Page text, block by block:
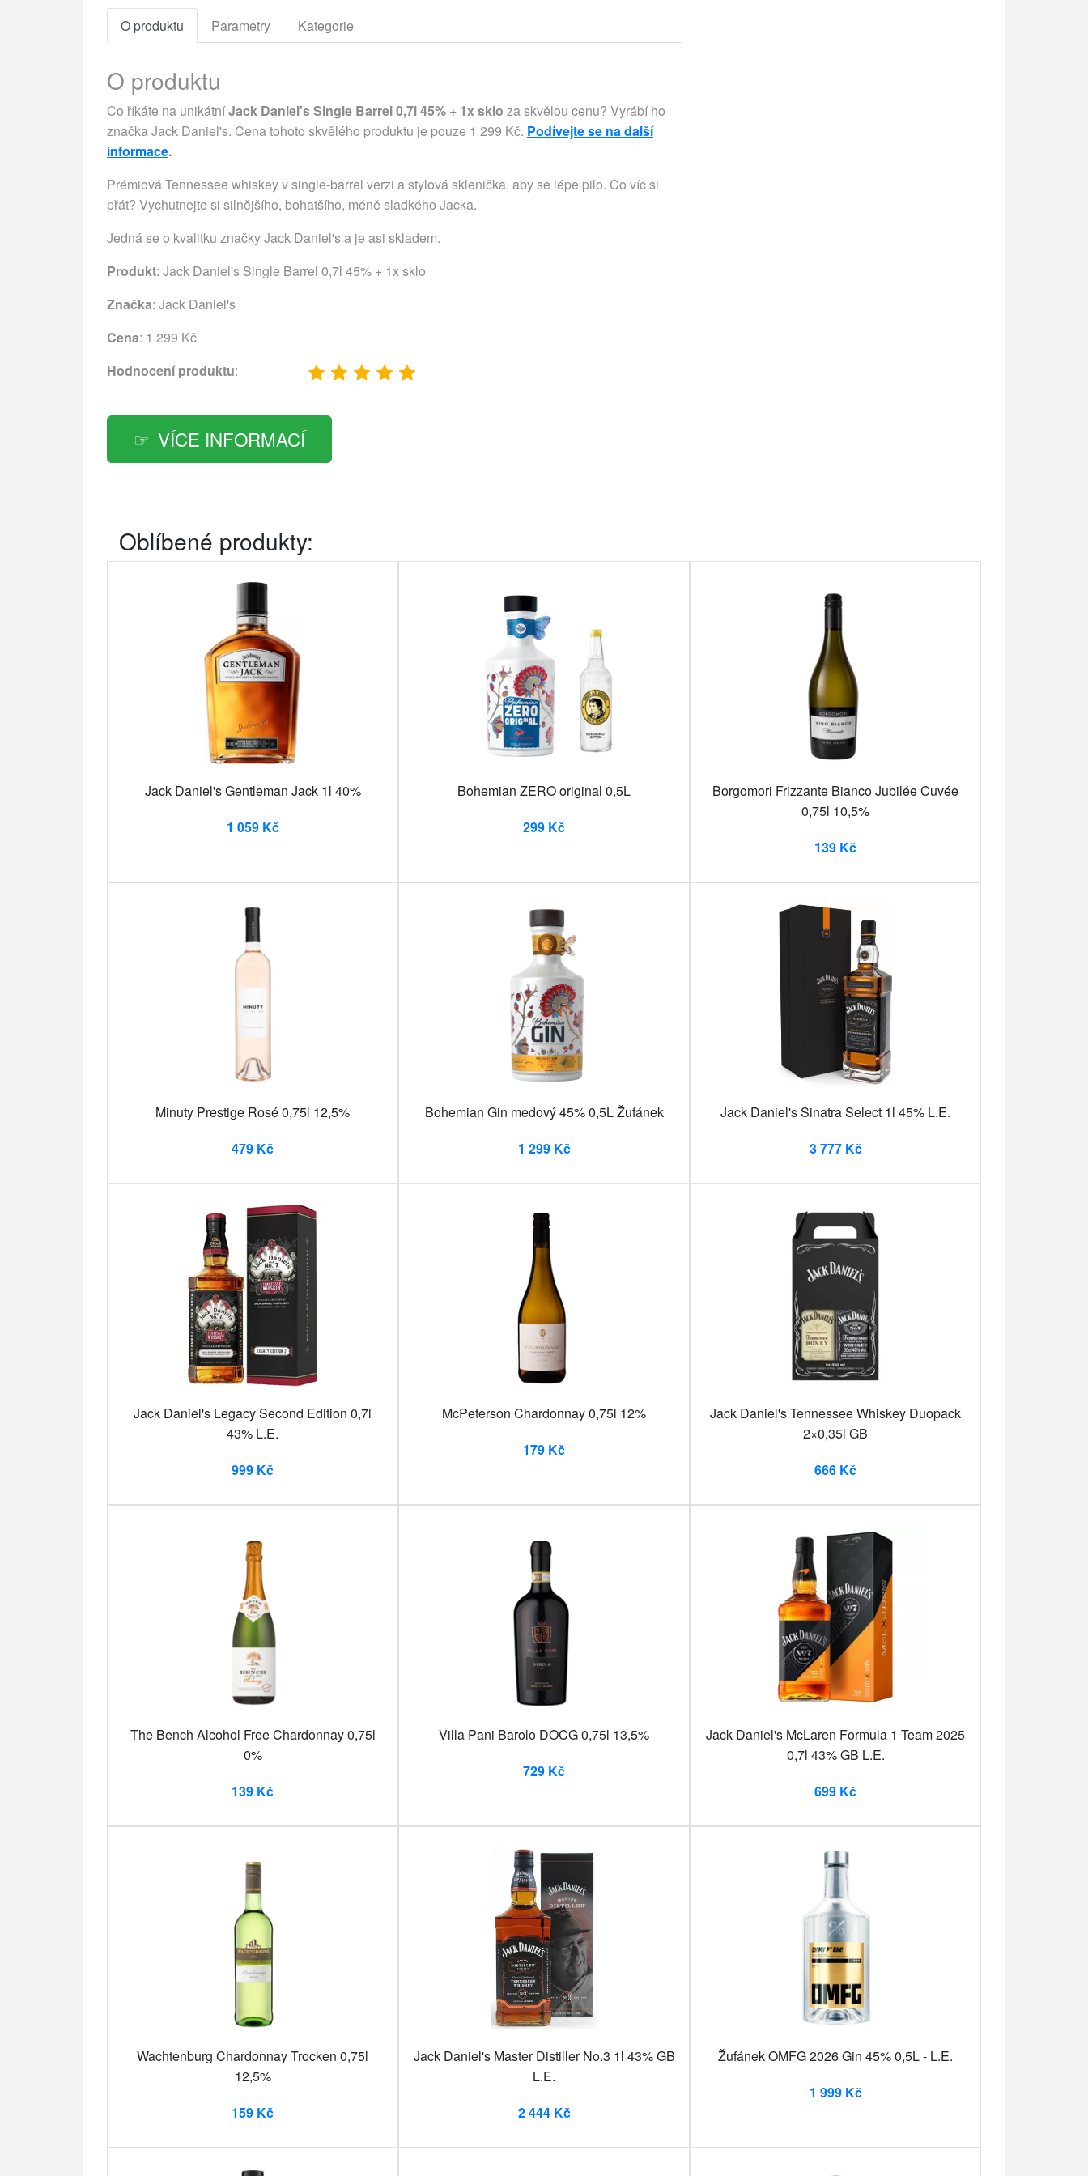
O produktu Parametry Kategorie
O produktu
Co říkáte na unikátníJack Daniel's Single Barrel 0,7l 45% + 1x sklo za skvělou cenu? Vyrábí ho
značka Jack Daniel's. Cena tohoto skvělého produktu je pouze 1 299 Kč. Podívejte se na další
informace.
Prémiová Tennessee whiskey v single-barrel verzi a stylová sklenička, aby se lépe pilo. Co víc si
přát? Vychutnejte si silnějšího, bohatšího, méně sladkého Jacka.
Jedná se o kvalitku značky Jack Daniel's a je asi skladem.
Produkt: Jack Daniel's Single Barrel 0,7l 45% + 1x sklo
Značka: Jack Daniel's
Cena: 1 299 Kč
Hodnocení produktu:
VÍCE INFORMACÍ
Oblíbené produkty:
Jack Daniel's Gentleman Jack 1l 40%
1 059 Kč
Bohemian ZERO original 0,5L
299 Kč
Borgomori Frizzante Bianco Jubilée Cuvée
0,75l 10,5%
139 Kč
Minuty Prestige Rosé 0,75l 12,5%
479 Kč
Bohemian Gin medový 45% 0,5L Žufánek
1 299 Kč
Jack Daniel's Sinatra Select 1l 45% L.E.
3 777 Kč
Jack Daniel's Legacy Second Edition 0,7l
43% L.E.
999 Kč
McPeterson Chardonnay 0,75l 12%
179 Kč
Jack Daniel's Tennessee Whiskey Duopack
2×0,35l GB
666 Kč
The Bench Alcohol Free Chardonnay 0,75l
0%
139 Kč
Villa Pani Barolo DOCG 0,75l 13,5%
729 Kč
Jack Daniel's McLaren Formula 1 Team 2025
0,7l 43% GB L.E.
699 Kč
Wachtenburg Chardonnay Trocken 0,75l
12,5%
159 Kč
Jack Daniel's Master Distiller No.3 1l 43% GB
L.E.
2 444 Kč
Žufánek OMFG 2026 Gin 45% 0,5L - L.E.
1 999 Kč